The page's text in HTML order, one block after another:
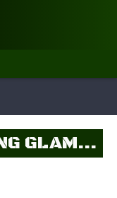
COMPANY GATHERING GLAMPING CIKOLE JAYAGIRI